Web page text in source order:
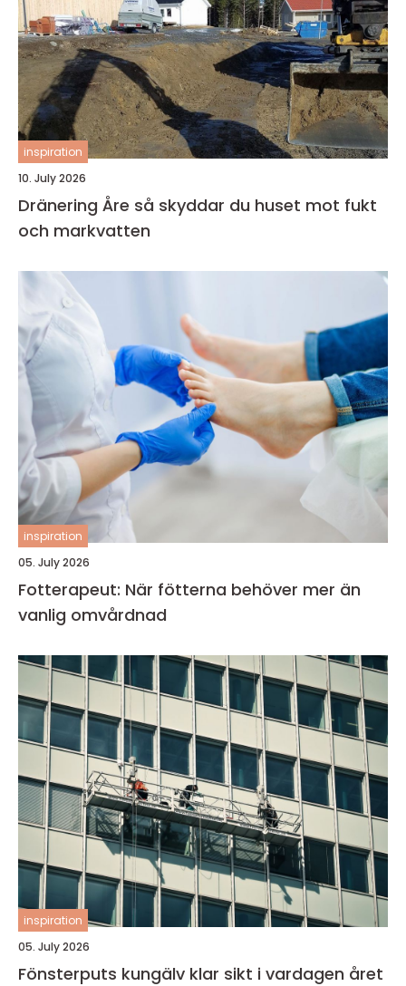
inspiration
10. July 2026
Dränering Åre så skyddar du huset mot fukt
och markvatten
inspiration
05. July 2026
Fotterapeut: När fötterna behöver mer än
vanlig omvårdnad
inspiration
05. July 2026
Fönsterputs kungälv klar sikt i vardagen året